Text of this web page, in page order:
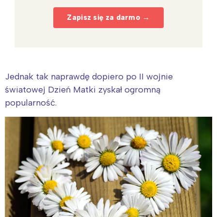
Zapisz się za darmo →
Jednak tak naprawdę dopiero po II wojnie
światowej Dzień Matki zyskał ogromną
popularność.